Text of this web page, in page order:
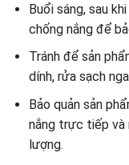
Buổi sáng, sau
chống nắng để
Tránh để sản
dính, rửa sạch
Bảo quản sản
nắng trực tiếp và
lượng.